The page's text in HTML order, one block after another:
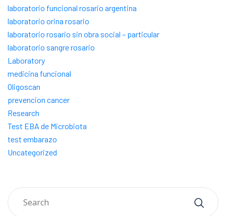
laboratorio funcional rosario argentina
laboratorio orina rosario
laboratorio rosario sin obra social – particular
laboratorio sangre rosario
Laboratory
medicina funcional
Oligoscan
prevencion cancer
Research
Test EBA de Microbiota
test embarazo
Uncategorized